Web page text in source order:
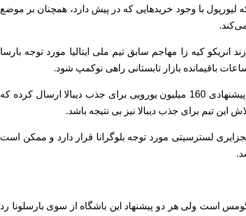
با وجود خریدهایی که در پیش دارد، همچنان بر موضع
انریکو کیه زا مهاجم سابق تیم ملی ایتالیا مورد توجه بارسا
باقیمانده بازار تابستانی راهی نوکمپ شود.
– طبق ادعای کوریره دلا اسپورت، بارسا به تازگی پیشنهادی 160 میلیون یورویی برای جذب دیبالا ارسال کرده که
این تیم برای جذب دیبالا نیز بی نتیجه باشد.
لسترسیتی مورد توجه بلوگرانا قرار دارد و ممکن است
است ولی هر دو پیشنهاد این باشگاه از سوی بارسلونا رد